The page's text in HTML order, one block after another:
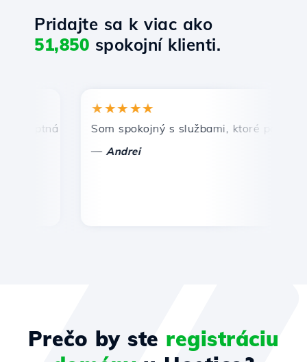
Pridajte sa k viac ako
51,850 spokojní klienti.
a efektívna technická podpora.
★★★★★
Som spokojný s službami, ktoré ponúka
Andrei
Prečo by ste registráciu